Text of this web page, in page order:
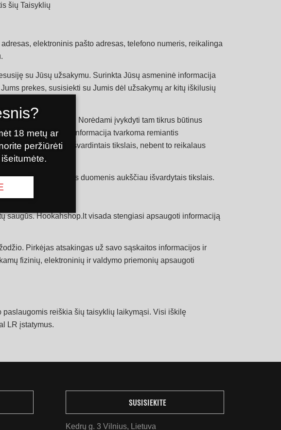
šių Taisyklių
elektroninis pašto adresas, telefono numeris, reikalinga
su Jūsų užsakymu. Surinkta Jūsų asmeninė informacija
prekes, susisiekti su Jumis dėl užsakymų ar kitų iškilusių
pateiktus atvejus. Norėdami įvykdyti tam tikrus būtinus
asmeninė Pirkėjo informacija tvarkoma remiantis
kitais nei išvardintais tikslais, nebent to reikalaus
ir atskleisti asmens duomenis aukščiau išvardytais tikslais.
saugūs. Hookahshop.lt visada stengiasi apsaugoti informaciją
Pirkėjas atsakingas už savo sąskaitos informacijos ir
fizinių, elektroninių ir valdymo priemonių apsaugoti
reiškia šių taisyklių laikymąsi. Visi iškilę
LR įstatymus.
SUSISIEKITE
Kedrų g. 3 Vilnius, Lietuva
18 metų ar
peržiūrėti